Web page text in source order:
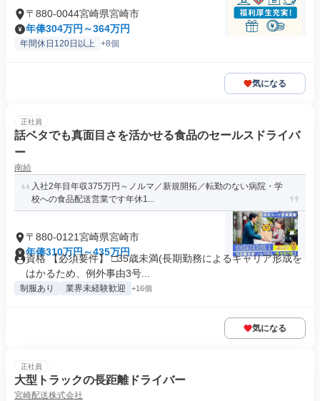
〒880-0044宮崎県宮崎市
年俸304万円～364万円
年間休日120日以上 +8個
気になる
正社員
話ベタでも真面目さを活かせる食品のセールスドライバ
ー
南給
入社2年目年収375万円～ノルマ／新規開拓／転勤のない病院・学
校への食品配送営業です年休1...
〒880-0121宮崎県宮崎市
年俸310万円～435万円
資格 【必須要件】 □35歳未満(長期勤務によるキャリア形成を
はかるため、例外事由3号...
制服あり 業界未経験歓迎 +16個
気になる
正社員
大型トラックの長距離ドライバー
宮崎配送株式会社